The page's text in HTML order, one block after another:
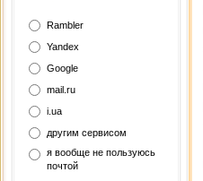
Rambler
Yandex
Google
mail.ru
i.ua
другим сервисом
я вообще не пользуюсь
почтой